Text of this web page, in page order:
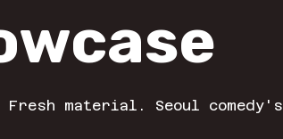
Fresh material. Seoul comedy's